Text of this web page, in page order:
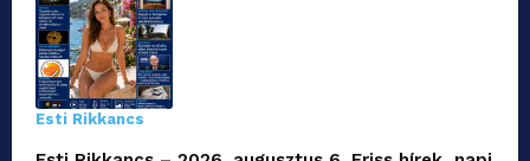
Esti Rikkancs